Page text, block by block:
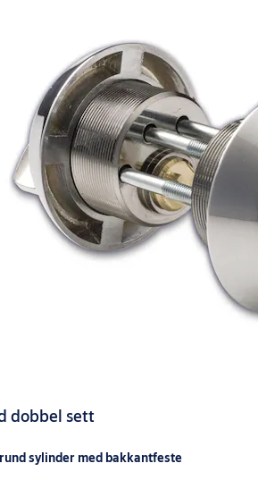
dobbel sett
sylinder med bakkantfeste